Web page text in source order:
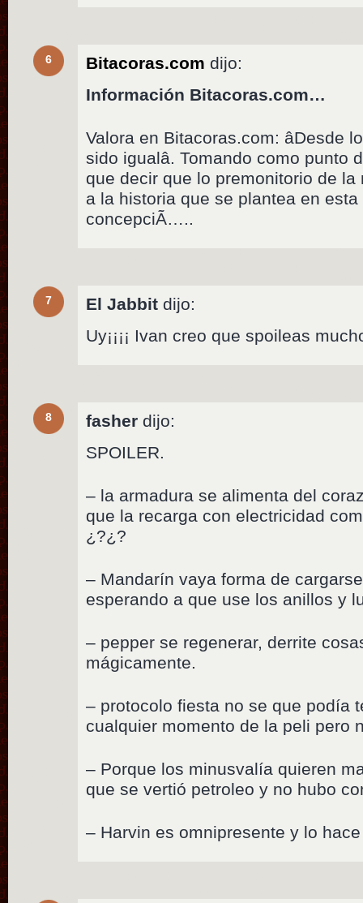
6 Bitacoras.com dijo:
Información Bitacoras.com…
Valora en Bitacoras.com: âDesde
sido igualâ. Tomando como
que decir que lo premonitorio de la
a la historia que se plantea en
concepciÃ…..
7 El Jabbit dijo:
Uy¡¡¡¡ Ivan creo que spoileas
8 fasher dijo:
SPOILER.
– la armadura se alimenta del
que la recarga con electricidad
¿?¿?
– Mandarín vaya forma de
esperando a que use los anillos y
– pepper se regenerar, derrite
mágicamente.
– protocolo fiesta no se que podía
cualquier momento de la peli pero
– Porque los minusvalía quieren
que se vertió petroleo y no hubo
– Harvin es omnipresente y lo